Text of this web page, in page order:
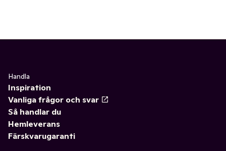
Handla
Inspiration
Vanliga frågor och svar
Så handlar du
Hemleverans
Färskvarugaranti